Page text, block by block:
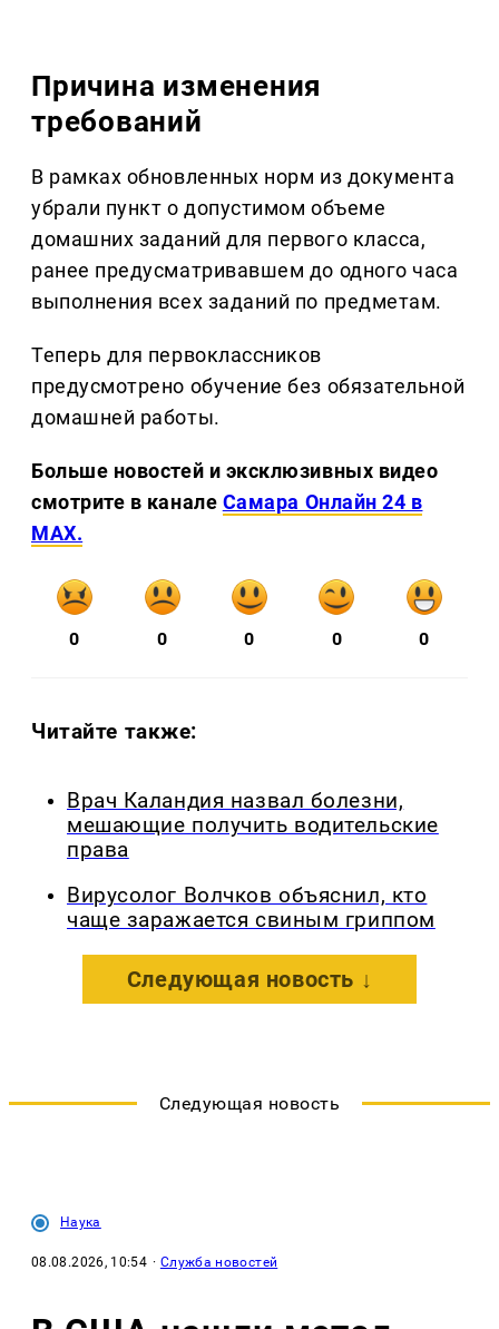
Причина изменения
требований
В рамках обновленных норм из документа
убрали пункт о допустимом объеме
домашних заданий для первого класса,
ранее предусматривавшем до одного часа
выполнения всех заданий по предметам.
Теперь для первоклассников
предусмотрено обучение без обязательной
домашней работы.
Больше новостей и эксклюзивных видео
смотрите в канале Самара Онлайн 24 в
MAX.
0 0 0 0 0
Читайте также:
Врач Каландия назвал болезни,
мешающие получить водительские
права
Вирусолог Волчков объяснил, кто
чаще заражается свиным гриппом
Следующая новость ↓
Следующая новость
Наука
08.08.2026, 10:54 · Служба новостей